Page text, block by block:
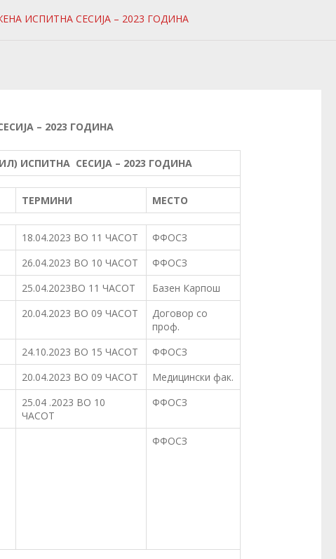
ИСПИТНА СЕСИЈА – 2023 ГОДИНА
– 2023 ГОДИНА
ИСПИТНА СЕСИЈА – 2023 ГОДИНА
ТЕРМИНИ МЕСТО
18.04.2023 ВО 11 ЧАСОТ
ФФОСЗ
26.04.2023 ВО 10 ЧАСОТ
ФФОСЗ
25.04.2023ВО 11 ЧАСОТ
Базен Карпош
20.04.2023 ВО 09 ЧАСОТ
Договор со
проф.
24.10.2023 ВО 15 ЧАСОТ
ФФОСЗ
20.04.2023 ВО 09 ЧАСОТ
Медицински фак.
25.04 .2023 ВО 10
ЧАСОТ
ФФОСЗ
ФФОСЗ